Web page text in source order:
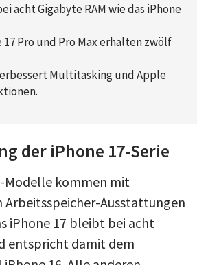
acht Gigabyte RAM wie das iPhone
17 Pro und Pro Max erhalten zwölf
Multitasking und Apple
der iPhone 17-Serie
Modelle kommen mit
Arbeitsspeicher-Ausstattungen
iPhone 17 bleibt bei acht
entspricht damit dem